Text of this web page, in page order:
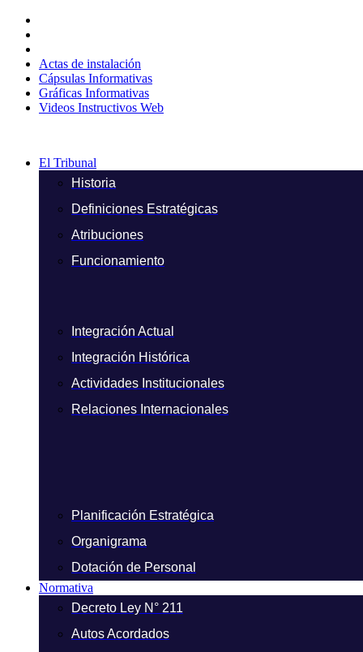
contenido
Actas de instalación
Cápsulas Informativas
Gráficas Informativas
Videos Instructivos Web
El Tribunal
Historia
Definiciones Estratégicas
Atribuciones
Funcionamiento
Integración Actual
Integración Histórica
Actividades Institucionales
Relaciones Internacionales
Planificación Estratégica
Organigrama
Dotación de Personal
Normativa
Decreto Ley N° 211
Autos Acordados